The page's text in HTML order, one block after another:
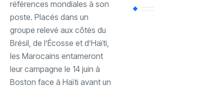
références mondiales à son
poste. Placés dans un
groupe relevé aux côtés du
Brésil, de l’Écosse et d’Haïti,
les Marocains entameront
leur campagne le 14 juin à
Boston face à Haïti avant un